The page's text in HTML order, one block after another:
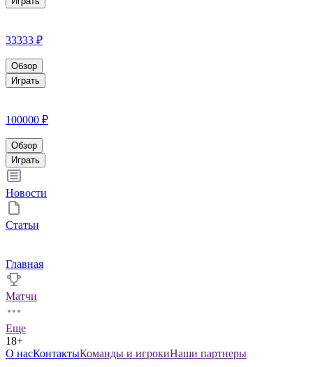
33333 ₽
Обзор
Играть
100000 ₽
Обзор
Играть
Новости
Статьи
Главная
Матчи
Еще
18+
О насКонтактыКоманды и игрокиНаши партнеры